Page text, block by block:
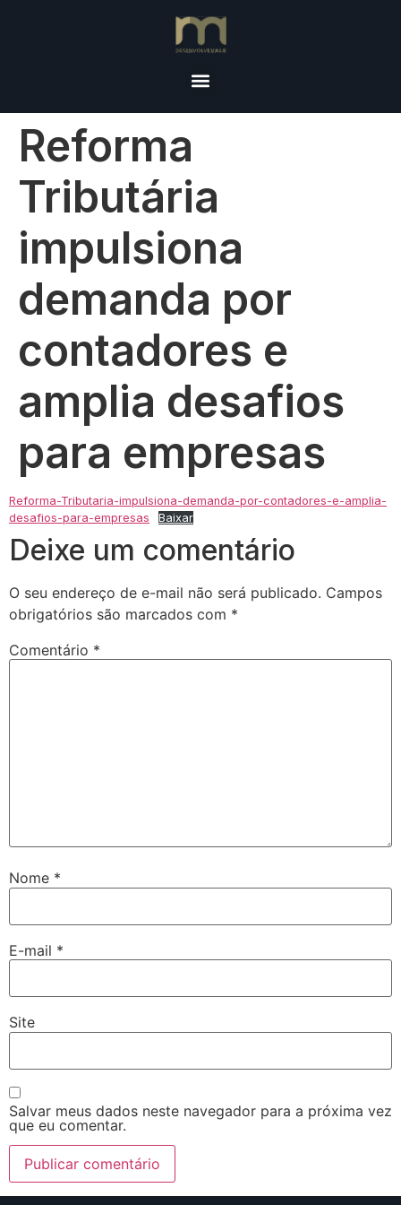
Reforma
Tributária
impulsiona
demanda por
contadores e
amplia desafios
para empresas
Reforma-Tributaria-impulsiona-demanda-por-contadores-e-amplia-
desafios-para-empresas
Baixar
Deixe um comentário
O seu endereço de e-mail não será publicado. Campos
obrigatórios são marcados com *
Comentário *
Nome *
E-mail *
Site
Salvar meus dados neste navegador para a próxima vez
que eu comentar.